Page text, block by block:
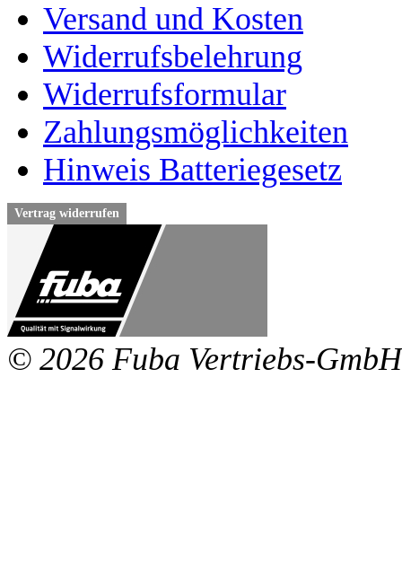
Versand und Kosten
Widerrufsbelehrung
Widerrufsformular
Zahlungsmöglichkeiten
Hinweis Batteriegesetz
Vertrag widerrufen
© 2026 Fuba Vertriebs-GmbH